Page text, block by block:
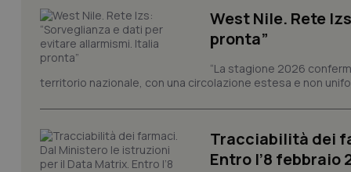
West Nile. Rete
pronta”
“La stagione 2026
territorio nazionale, con una circolazione estesa e non
Tracciabilità dei
Entro l’8 febbraio
Nome
_ga_0VMQEQKQ1N